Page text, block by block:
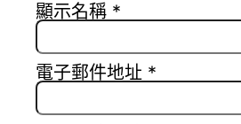
顯示名稱 *
電子郵件地址 *